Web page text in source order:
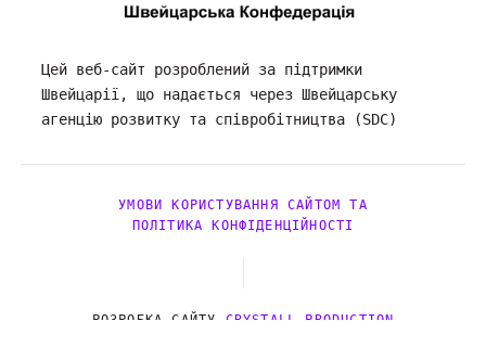
Цей веб-сайт розроблений за підтримки
Швейцарії, що надається через Швейцарську
агенцію розвитку та співробітництва (SDC)
УМОВИ КОРИСТУВАННЯ САЙТОМ ТА
ПОЛІТИКА КОНФІДЕНЦІЙНОСТІ
РОЗРОБКА САЙТУ CRYSTALL PRODUCTION